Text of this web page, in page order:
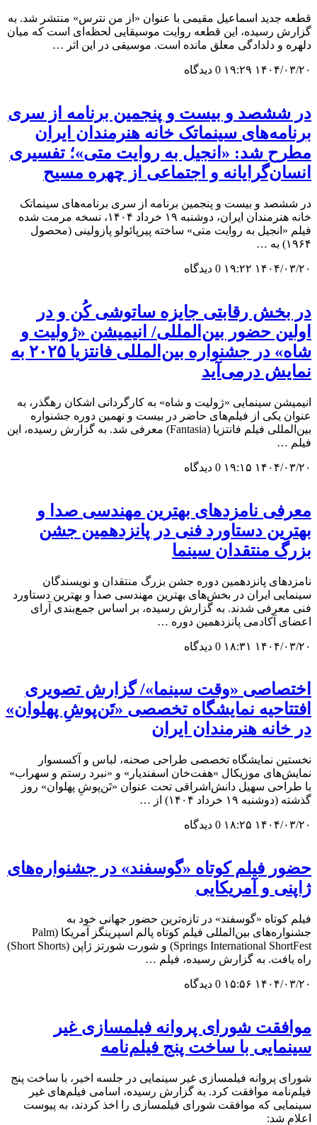
قطعه جدید اسماعیل مقیمی با عنوان «از من نترس» منتشر شد. به
گزارش رسیده، این قطعه روایت موسیقایی لحظه‌ای است که میان
دلهره و دلدادگی معلق مانده است. موسیقی در این اثر …
۱۴۰۴/۰۳/۲۰ ۱۹:۲۹ 0 دیدگاه
در ششصد و بیست و پنجمین برنامه از سری
برنامه‌های سینماتک خانه هنرمندان ایران
مطرح شد: «انجیل به روایت متی»؛ تفسیری
انسان‌گرایانه و اجتماعی از چهره مسیح
در ششصد و بیست و پنجمین برنامه از سری برنامه‌های سینماتک
خانه هنرمندان ایران، دوشنبه ۱۹ خرداد ۱۴۰۴، نسخه مرمت‌ شده
فیلم «انجیل به روایت متی» ساخته پیرپائولو پازولینی (محصول
۱۹۶۴) به …
۱۴۰۴/۰۳/۲۰ ۱۹:۲۲ 0 دیدگاه
در بخش رقابتی جایزه ساتوشی کُن و در
اولین حضور بین‌المللی/ انیمیشن «ژولیت و
شاه» در جشنواره بین‌المللی فانتزیا ۲۰۲۵ به
نمایش درمی‌آید
انیمیشن سینمایی «ژولیت و شاه» به کارگردانی اشکان رهگذر، به
عنوان یکی از فیلم‌های حاضر در بیست‌ و نهمین دوره جشنواره
بین‌المللی فیلم فانتزیا (Fantasia) معرفی شد. به گزارش رسیده، این
فیلم …
۱۴۰۴/۰۳/۲۰ ۱۹:۱۵ 0 دیدگاه
معرفی نامزدهای بهترین مهندسی صدا و
بهترین دستاورد فنی در پانزدهمین جشن
بزرگ منتقدان سینما
نامزدهای پانزدهمین دوره جشن بزرگ منتقدان و نویسندگان
سینمایی ایران در بخش‌های بهترین مهندسی صدا و بهترین دستاورد
فنی معرفی شدند. به گزارش رسیده، بر اساس جمع‌بندی آرای
اعضای آکادمی پانزدهمین دوره …
۱۴۰۴/۰۳/۲۰ ۱۸:۳۱ 0 دیدگاه
اختصاصی «وقت سینما»/ گزارش تصویری
افتتاحیه نمایشگاه‌ تخصصی «تَن‌پوشِ پهلوان»
در خانه هنرمندان ایران
نخستین نمایشگاه تخصصی طراحی صحنه، لباس و آکسسوار
نمایش‌های موزیکال «هفت‌خان اسفندیار» و «نبرد رستم و سهراب»
با طراحی سهیل دانش‌اشراقی تحت عنوان «تَن‌پوشِ پهلوان» روز
گذشته (دوشنبه ۱۹ خرداد ۱۴۰۴) از …
۱۴۰۴/۰۳/۲۰ ۱۸:۲۵ 0 دیدگاه
حضور فیلم کوتاه «گوسفند» در جشنواره‌های
ژاپنی و‌ آمریکایی
فیلم کوتاه «گوسفند» در تازه‌ترین حضور جهانی خود به
جشنواره‌های بین‌المللی فیلم کوتاه پالم اسپرینگز آمریکا (Palm
Springs International ShortFest) و شورت شورتز ژاپن (Short Shorts)
راه یافت. به گزارش رسیده، فیلم …
۱۴۰۴/۰۳/۲۰ ۱۵:۵۶ 0 دیدگاه
موافقت شورای پروانه فیلمسازی غیر
سینمایی با ساخت پنج فیلم‌نامه
شورای پروانه فیلمسازی غیر سینمایی در جلسه اخیر، با ساخت پنج
فیلم‌نامه موافقت کرد. به گزارش رسیده، اسامی فیلم‌های غیر
سینمایی که موافقت شورای فیلمسازی را اخذ کردند، به پیوست
اعلام شد: